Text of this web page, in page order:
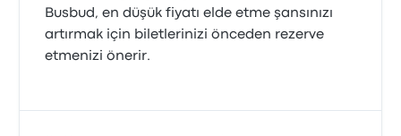
Busbud, en düşük fiyatı elde etme şansınızı
artırmak için biletlerinizi önceden rezerve
etmenizi önerir.